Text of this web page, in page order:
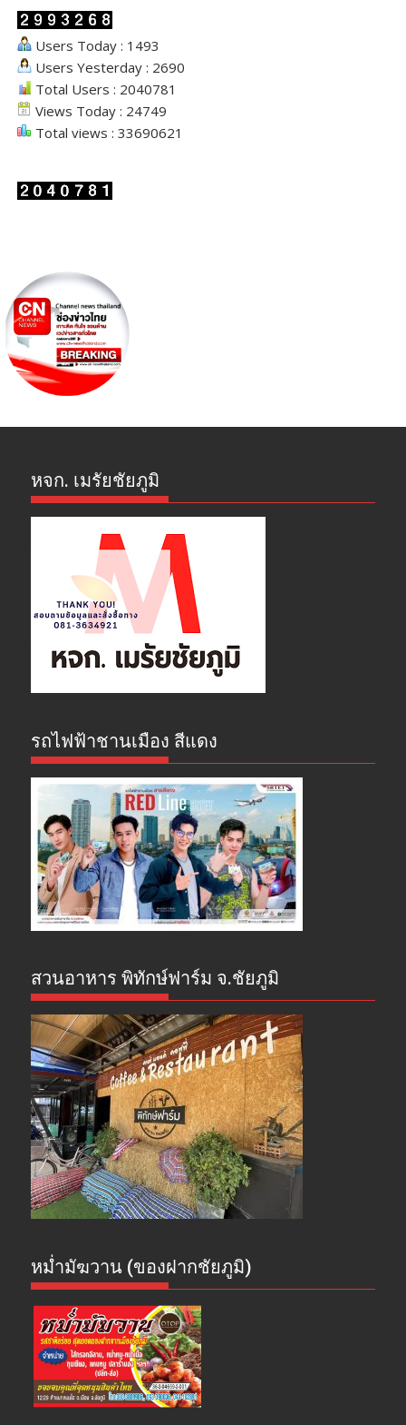
Users Today : 1493
Users Yesterday : 2690
Total Users : 2040781
Views Today : 24749
Total views : 33690621
หจก. เมรัยชัยภูมิ
รถไฟฟ้าชานเมือง สีแดง
สวนอาหาร พิทักษ์ฟาร์ม จ.ชัยภูมิ
หม่ำมัฆวาน (ของฝากชัยภูมิ)